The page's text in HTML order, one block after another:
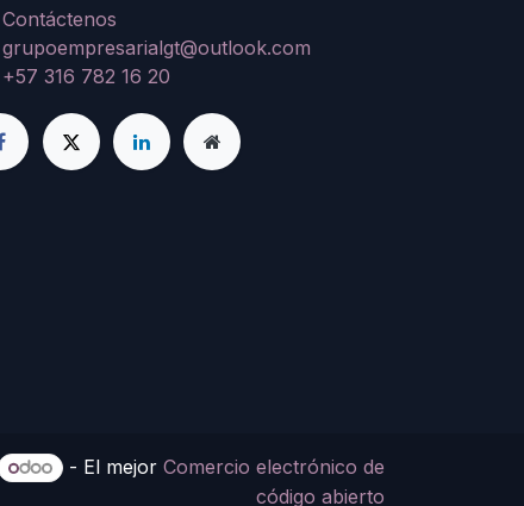
Contáctenos
grupoempresarialgt@outlook.com
+57 316 782 16 20
- El mejor Comercio electrónico de
código abierto